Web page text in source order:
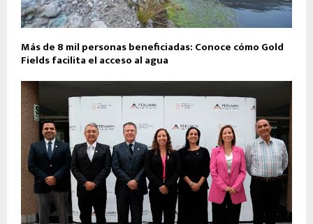
Más de 8 mil personas beneficiadas: Conoce cómo Gold
Fields facilita el acceso al agua